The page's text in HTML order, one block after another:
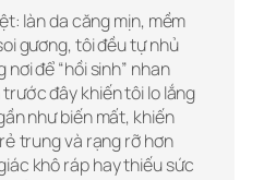
làn da căng mịn, mềm
gương, tôi đều tự nhủ
để “hồi sinh” nhan
đây khiến tôi lo lắng
như biến mất, khiến
trung và rạng rỡ hơn
khô ráp hay thiếu sức